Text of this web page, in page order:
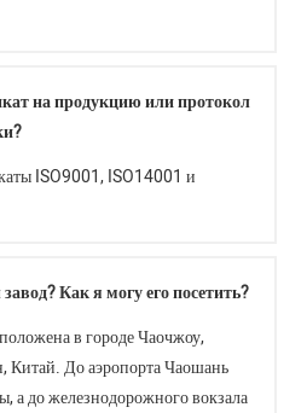
на продукцию или протокол
ISO9001, ISO14001 и
Как я могу его посетить?
в городе Чаочжоу,
Китай. До аэропорта Чаошань
а до железнодорожного вокзала